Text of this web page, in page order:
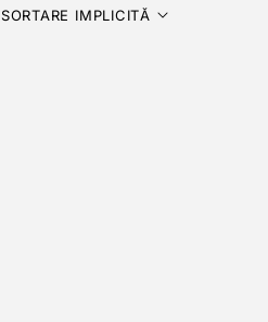
SORTARE IMPLICITĂ